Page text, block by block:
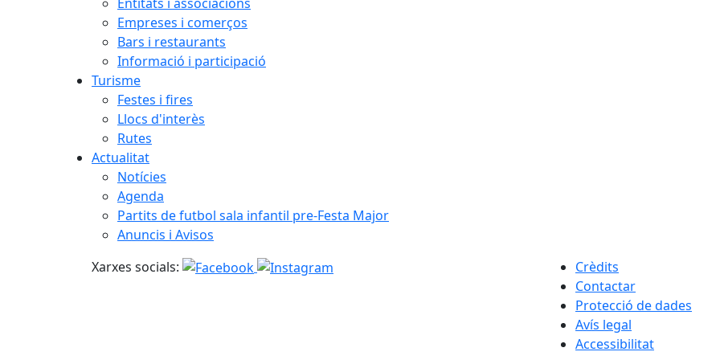
Empreses i comerços
Bars i restaurants
Informació i participació
Turisme
Festes i fires
Llocs d'interès
Rutes
Actualitat
Notícies
Agenda
Partits de futbol sala infantil pre-Festa Major
Anuncis i Avisos
Xarxes socials:
Crèdits
Contactar
Protecció de dades
Avís legal
Accessibilitat